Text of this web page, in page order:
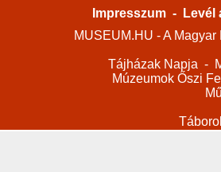
Impresszum -
Levél
MUSEUM.HU - A
Tájházak Napja -
Múzeumok Őszi